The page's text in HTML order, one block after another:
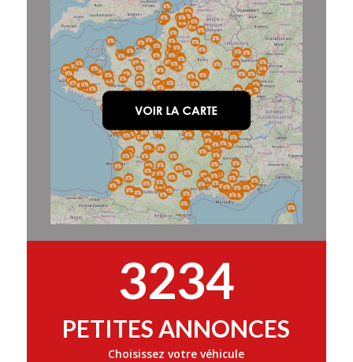
3234
PETITES ANNONCES
Choisissez votre véhicule